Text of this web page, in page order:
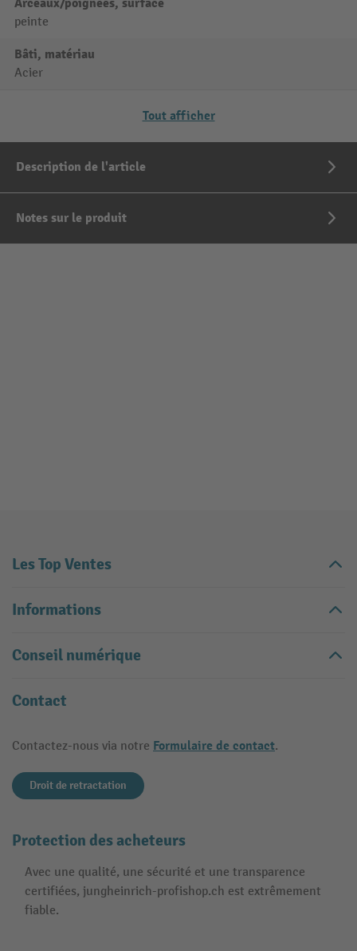
Arceaux/poignées, surface
peinte
Bâti, matériau
Acier
Tout afficher
Description de l'article
Notes sur le produit
Les Top Ventes
Informations
Conseil numérique
Contact
Contactez-nous via notre Formulaire de contact.
Droit de retractation
Protection des acheteurs
Avec une qualité, une sécurité et une transparence
certifiées, jungheinrich-profishop.ch est extrêmement
fiable.